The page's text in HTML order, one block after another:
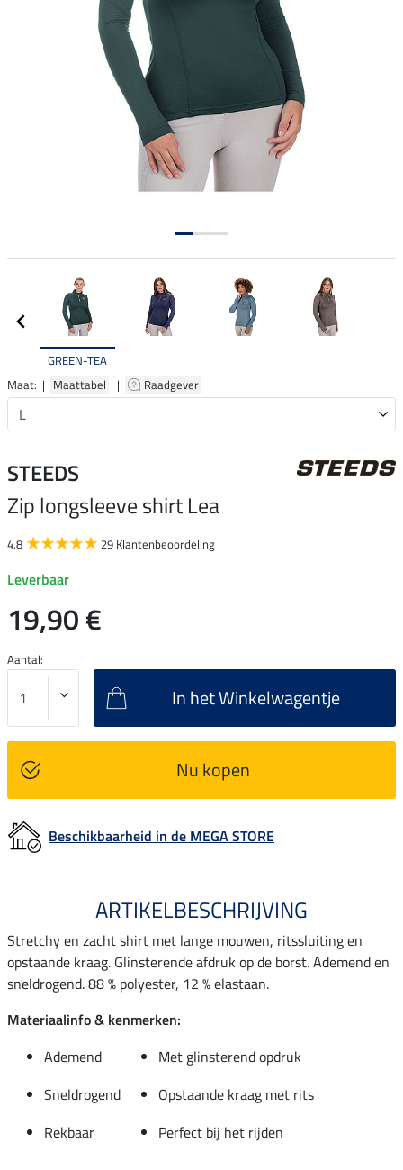
GREEN-TEA
Maat: | Maattabel | Raadgever
STEEDS
Zip longsleeve shirt Lea
4.8 29 Klantenbeoordeling
Leverbaar
19,90 €
Aantal:
In het Winkelwagentje
Nu kopen
Beschikbaarheid in de MEGA STORE
ARTIKELBESCHRIJVING
Stretchy en zacht shirt met lange mouwen, ritssluiting en
opstaande kraag. Glinsterende afdruk op de borst. Ademend en
sneldrogend. 88 % polyester, 12 % elastaan.
Materiaalinfo & kenmerken:
Ademend
Met glinsterend opdruk
Sneldrogend
Opstaande kraag met rits
Rekbaar
Perfect bij het rijden